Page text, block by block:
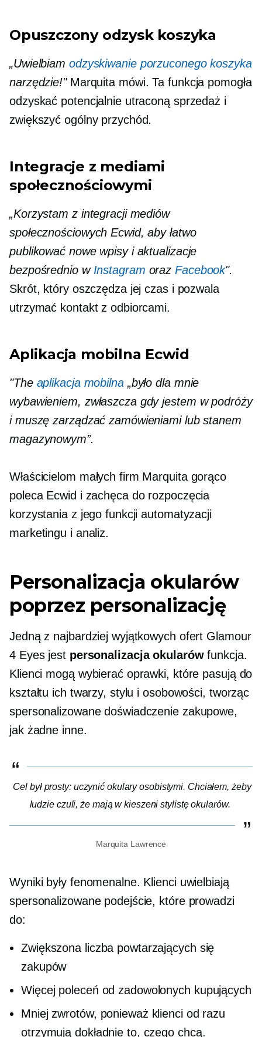
Opuszczony odzysk koszyka
„Uwielbiam odzyskiwanie porzuconego koszyka
narzędzie!"Marquita mówi. Ta funkcja pomogła
odzyskać potencjalnie utraconą sprzedaż i
zwiększyć ogólny przychód.
Integracje z mediami
społecznościowymi
„Korzystam z integracji mediów
społecznościowych Ecwid, aby łatwo
publikować nowe wpisy i aktualizacje
bezpośrednio wInstagram orazFacebook".
Skrót, który oszczędza jej czas i pozwala
utrzymać kontakt z odbiorcami.
Aplikacja mobilna Ecwid
"The aplikacja mobilna„było dla mnie
wybawieniem, zwłaszcza gdy jestem w podróży
i muszę zarządzać zamówieniami lub stanem
magazynowym”.
Właścicielom małych firm Marquita gorąco
poleca Ecwid i zachęca do rozpoczęcia
korzystania z jego funkcji automatyzacji
marketingu i analiz.
Personalizacja okularów
poprzez personalizację
Jedną z najbardziej wyjątkowych ofert Glamour
4 Eyes jest personalizacja okularówfunkcja.
Klienci mogą wybierać oprawki, które pasują do
kształtu ich twarzy, stylu i osobowości, tworząc
spersonalizowane doświadczenie zakupowe,
jak żadne inne.
Cel był prosty: uczynić okulary osobistymi. Chciałem, żeby
ludzie czuli, że mają w kieszeni stylistę okularów.
Marquita Lawrence
Wyniki były fenomenalne. Klienci uwielbiają
spersonalizowane podejście, które prowadzi
do:
Zwiększona liczba powtarzających się
zakupów
Więcej poleceń od zadowolonych kupujących
Mniej zwrotów, ponieważ klienci od razu
otrzymują dokładnie to, czego chcą.